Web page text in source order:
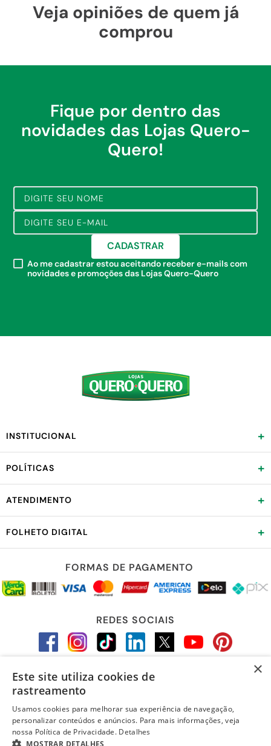
Veja opiniões de quem já
comprou
Fique por dentro das
novidades das Lojas Quero-
Quero!
CADASTRAR
Ao me cadastrar estou aceitando receber e-mails com
novidades e promoções das Lojas Quero-Quero
INSTITUCIONAL +
POLÍTICAS +
ATENDIMENTO +
FOLHETO DIGITAL +
FORMAS DE PAGAMENTO
REDES SOCIAIS
LOJA SEGURA
×
Este site utiliza cookies de
rastreamento
Usamos cookies para melhorar sua experiência de navegação,
personalizar conteúdos e anúncios. Para mais informações, veja
nossa Política de Privacidade. Detalhes
MOSTRAR DETALHES